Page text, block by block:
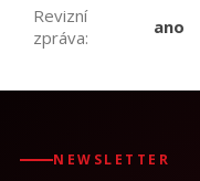
Revizní
zpráva: ano
NEWSLETTER